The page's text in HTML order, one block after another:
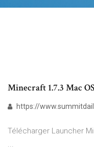
Minecraft 1.7.3 Mac
https://
Télécharger Launcher
...